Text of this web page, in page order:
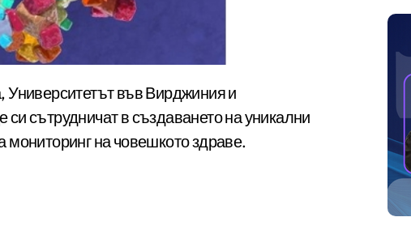
сътрудничат в създаването на уникални
на човешкото здраве.